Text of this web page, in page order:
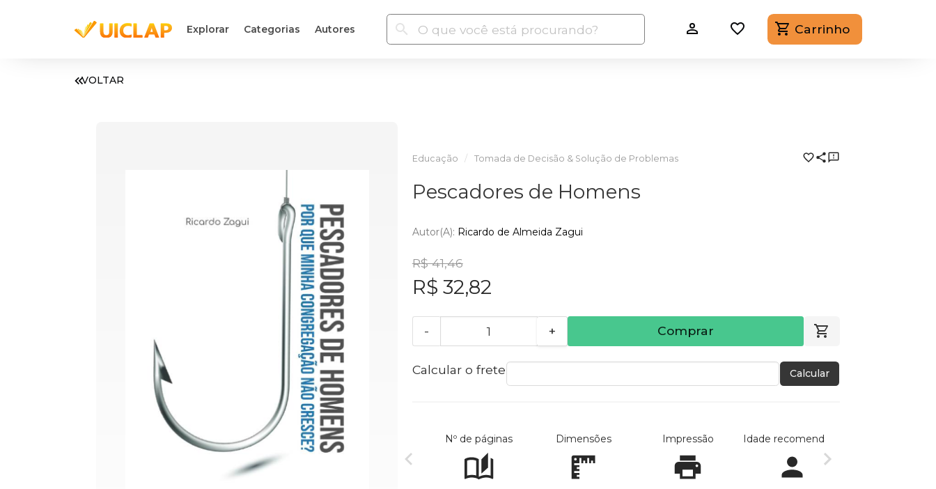
Explorar Categorias Autores Carrinho
VOLTAR
Educação Tomada de Decisão & Solução de Problemas
Pescadores de Homens
Autor(a): Ricardo de Almeida Zagui
R$ 41,46
R$ 32,82
- + Comprar
Calcular o frete Calcular
Nº de páginas Dimensões Impressão Idade recomendada